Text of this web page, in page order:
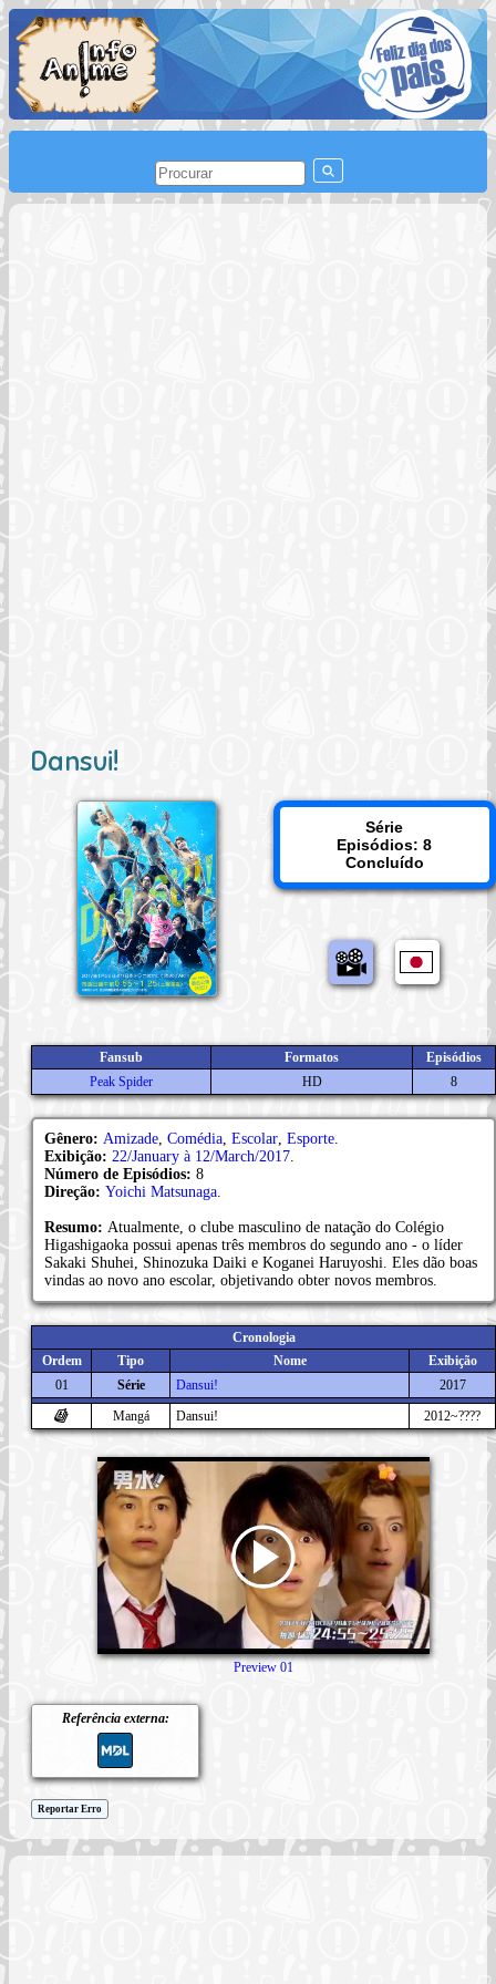
Dansui!
Série
Episódios: 8
Concluído
Fansub Formatos
Episódios
Peak Spider
HD 8
Gênero: Amizade Comédia Escolar Esporte
Exibição: 22/January à 12/March/2017
Número de Episódios: 8
Direção: Yoichi Matsunaga
Resumo: Atualmente, o clube masculino de natação do Colégio
Higashigaoka possui apenas três membros do segundo ano - o líder
Sakaki Shuhei, Shinozuka Daiki e Koganei Haruyoshi. Eles dão boas
vindas ao novo ano escolar, objetivando obter novos membros.
Cronologia
Ordem
Tipo Nome
Exibição
01
Série Dansui!
2017
Mangá
Dansui! 2012~????
Referência externa:
Preview 01
Reportar Erro